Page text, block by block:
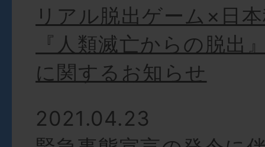
リアル脱出ゲーム×日
『人類滅亡からの脱出
に関するお知らせ
2021.04.23